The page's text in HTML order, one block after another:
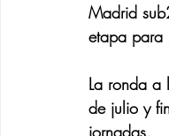
Madrid
etapa para
La ronda a
de julio y
jornadas.